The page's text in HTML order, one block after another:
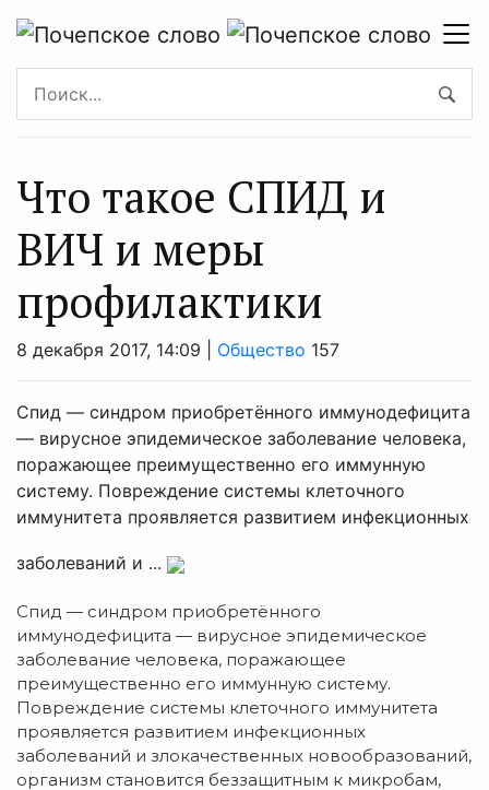
Что такое СПИД и
ВИЧ и меры
профилактики
8 декабря 2017, 14:09 | Общество 157
Спид — синдром приобретённого иммунодефицита
— вирусное эпидемическое заболевание человека,
поражающее преимущественно его иммунную
систему. Повреждение системы клеточного
иммунитета проявляется развитием инфекционных
заболеваний и ...
Спид — синдром приобретённого
иммунодефицита — вирусное эпидемическое
заболевание человека, поражающее
преимущественно его иммунную систему.
Повреждение системы клеточного иммунитета
проявляется развитием инфекционных
заболеваний и злокачественных новообразований,
организм становится беззащитным к микробам,